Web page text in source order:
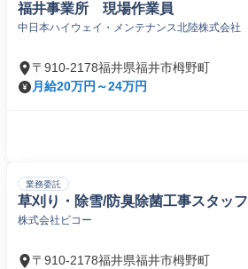
福井事業所 現場作業員
中日本ハイウェイ・メンテナンス北陸株式会社
〒910-2178福井県福井市栂野町
月給20万円～24万円
業務委託
草刈り・除雪/防臭除菌工事スタッフ
株式会社ビコー
〒910-2178福井県福井市栂野町